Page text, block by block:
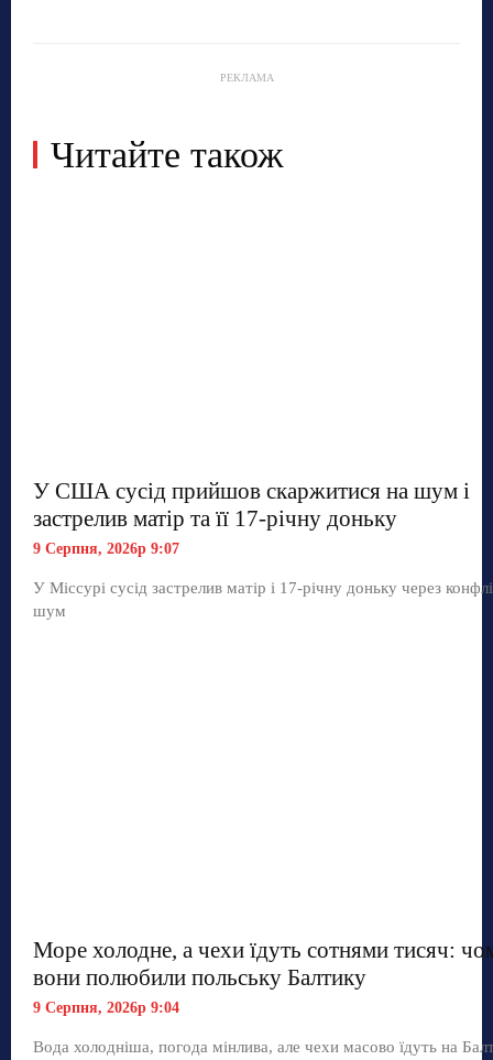
РЕКЛАМА
Читайте також
У США сусід прийшов скаржитися на шум і
застрелив матір та її 17-річну доньку
9 Серпня, 2026р 9:07
У Міссурі сусід застрелив матір і 17-річну доньку через
шум
Море холодне, а чехи їдуть сотнями тисяч:
вони полюбили польську Балтику
9 Серпня, 2026р 9:04
Вода холодніша, погода мінлива, але чехи масово їдуть на